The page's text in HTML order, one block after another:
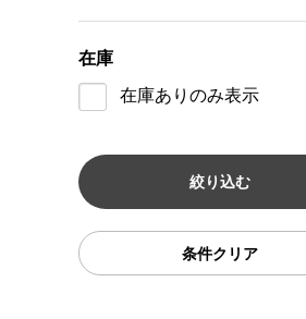
在庫
在庫ありのみ表示
条件クリア